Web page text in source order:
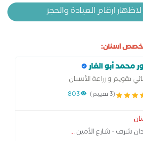
ارقام العيادة والحجز
اسنان:
محمد أبو الغار
تقويم و زراعة الأسنان
(3 تقييم) 803
شرف - شارع الأمين...